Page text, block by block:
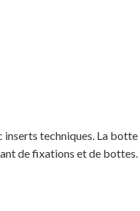
techniques. La
de fixations et de bottes.